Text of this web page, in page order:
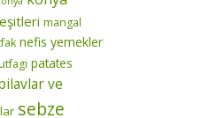
mangal
nefis yemekler
patates
ve
sebze